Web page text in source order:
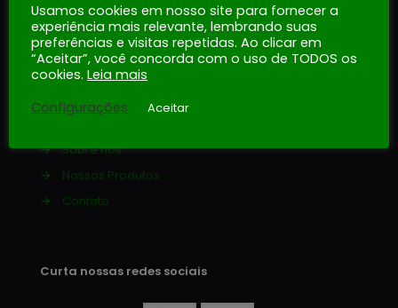
NOSSA EMPRESA
→
Sobre nós
→
Nossos Produtos
→
Contato
Curta nossas redes sociais
Usamos cookies em nosso site para fornecer a
experiência mais relevante, lembrando suas
preferências e visitas repetidas. Ao clicar em
“Aceitar”, você concorda com o uso de TODOS os
cookies. Leia mais
Configurações
Aceitar